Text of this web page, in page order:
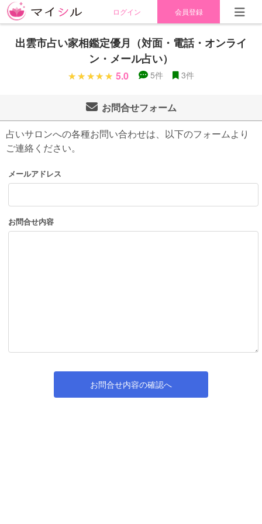
ログイン 会員登録
出雲市占い家相鑑定優月（対面・電話・オンライ
ン・メール占い）
5.0 5件 3件
お問合せフォーム
占いサロンへの各種お問い合わせは、以下のフォームより
ご連絡ください。
メールアドレス
お問合せ内容
お問合せ内容の確認へ